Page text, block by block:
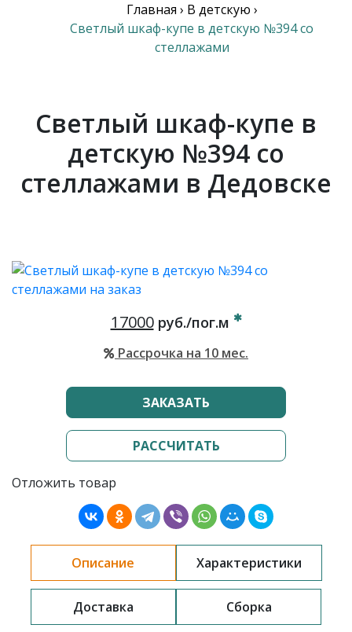
Главная › В детскую ›
Светлый шкаф-купе в детскую №394 со
стеллажами
Светлый шкаф-купе в
детскую №394 со
стеллажами в Дедовске
17000руб./пог.м
Рассрочка на 10 мес.
ЗАКАЗАТЬ
РАССЧИТАТЬ
Отложить товар
Описание Характеристики
Доставка Сборка